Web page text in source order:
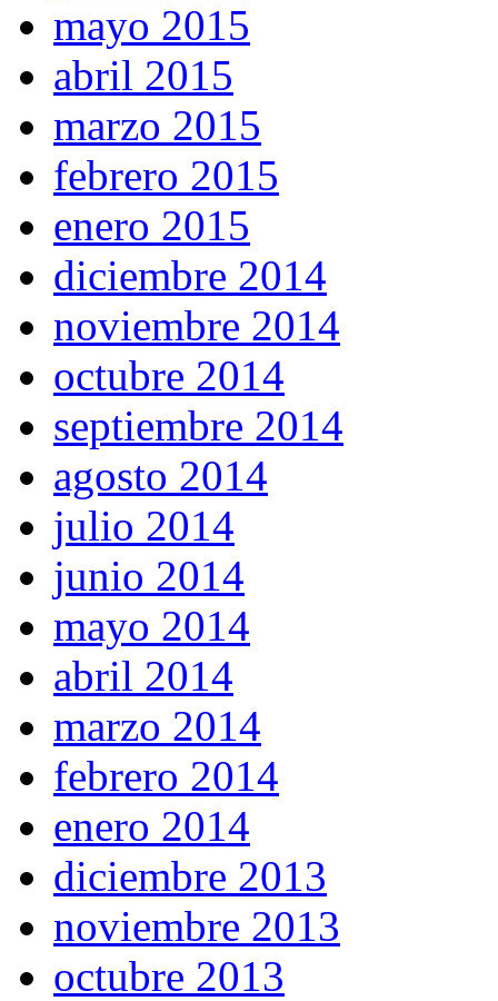
mayo 2015
abril 2015
marzo 2015
febrero 2015
enero 2015
diciembre 2014
noviembre 2014
octubre 2014
septiembre 2014
agosto 2014
julio 2014
junio 2014
mayo 2014
abril 2014
marzo 2014
febrero 2014
enero 2014
diciembre 2013
noviembre 2013
octubre 2013